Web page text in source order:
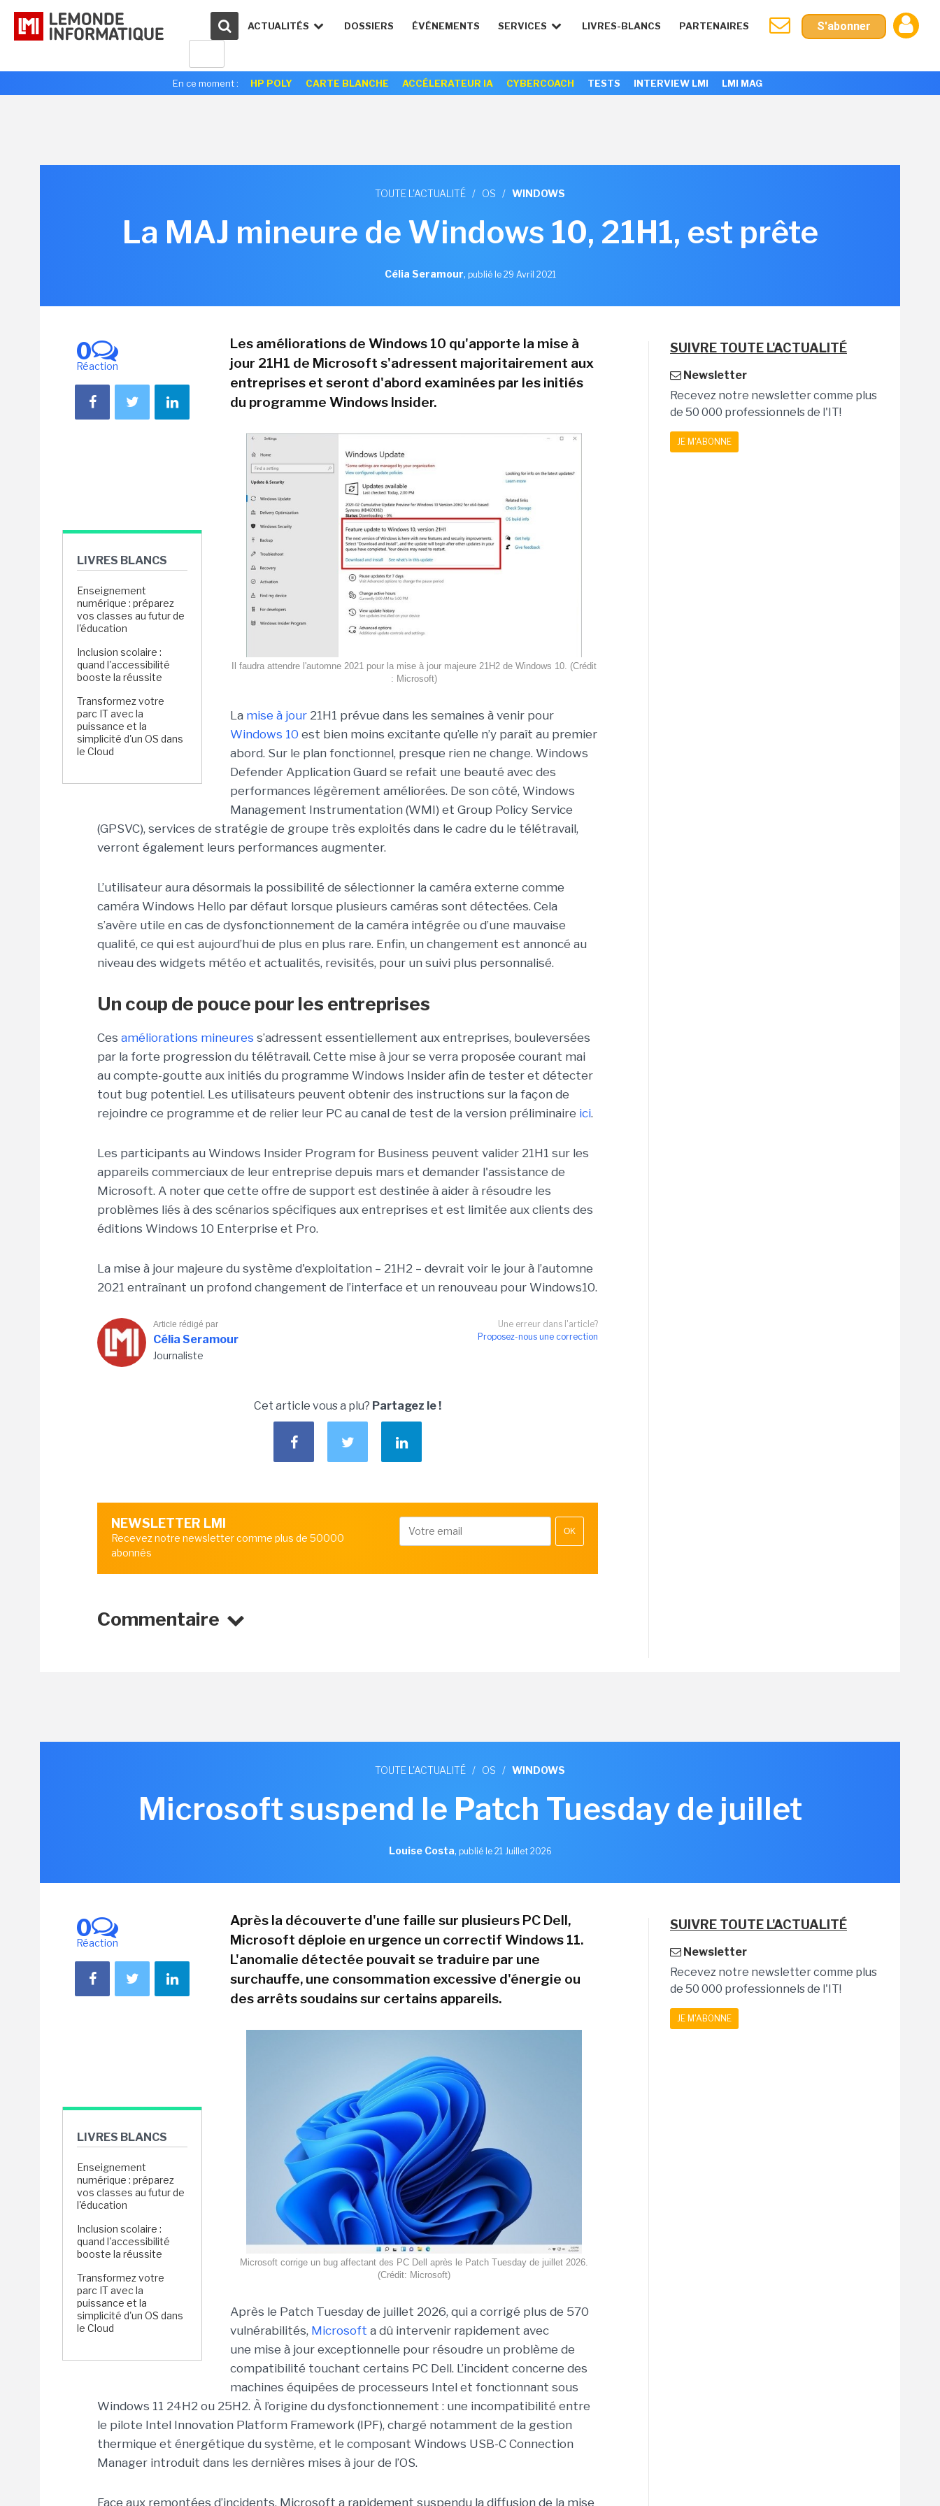
ACTUALITÉS DOSSIERS ÉVÉNEMENTS SERVICES LIVRES-BLANCS PARTENAIRES S'abonner
En ce moment : HP POLY CARTE BLANCHE ACCÉLERATEUR IA CYBERCOACH TESTS INTERVIEW LMI LMI MAG
TOUTE L'ACTUALITÉ / OS / WINDOWS
La MAJ mineure de Windows 10, 21H1, est prête
Célia Seramour, publié le 29 Avril 2021
0
Réaction
LIVRES BLANCS
Enseignement
numérique : préparez
vos classes au futur de
l'éducation
Inclusion scolaire :
quand l'accessibilité
booste la réussite
Transformez votre
parc IT avec la
puissance et la
simplicité d'un OS dans
le Cloud
Les améliorations de Windows 10 qu'apporte la mise à
jour 21H1 de Microsoft s'adressent majoritairement aux
entreprises et seront d'abord examinées par les initiés
du programme Windows Insider.
Il faudra attendre l'automne 2021 pour la mise à jour majeure 21H2 de Windows 10. (Crédit
: Microsoft)
La mise à jour 21H1 prévue dans les semaines à venir pour
Windows 10 est bien moins excitante qu’elle n’y paraît au premier
abord. Sur le plan fonctionnel, presque rien ne change. Windows
Defender Application Guard se refait une beauté avec des
performances légèrement améliorées. De son côté, Windows
Management Instrumentation (WMI) et Group Policy Service
(GPSVC), services de stratégie de groupe très exploités dans le cadre du le télétravail,
verront également leurs performances augmenter.
L’utilisateur aura désormais la possibilité de sélectionner la caméra externe comme
caméra Windows Hello par défaut lorsque plusieurs caméras sont détectées. Cela
s’avère utile en cas de dysfonctionnement de la caméra intégrée ou d’une mauvaise
qualité, ce qui est aujourd’hui de plus en plus rare. Enfin, un changement est annoncé au
niveau des widgets météo et actualités, revisités, pour un suivi plus personnalisé.
Un coup de pouce pour les entreprises
Ces améliorations mineures s’adressent essentiellement aux entreprises, bouleversées
par la forte progression du télétravail. Cette mise à jour se verra proposée courant mai
au compte-goutte aux initiés du programme Windows Insider afin de tester et détecter
tout bug potentiel. Les utilisateurs peuvent obtenir des instructions sur la façon de
rejoindre ce programme et de relier leur PC au canal de test de la version préliminaire ici.
Les participants au Windows Insider Program for Business peuvent valider 21H1 sur les
appareils commerciaux de leur entreprise depuis mars et demander l'assistance de
Microsoft. A noter que cette offre de support est destinée à aider à résoudre les
problèmes liés à des scénarios spécifiques aux entreprises et est limitée aux clients des
éditions Windows 10 Enterprise et Pro.
La mise à jour majeure du système d'exploitation – 21H2 – devrait voir le jour à l’automne
2021 entraînant un profond changement de l’interface et un renouveau pour Windows10.
Une erreur dans l'article?
Proposez-nous une correction
Article rédigé par
Célia Seramour
Journaliste
Cet article vous a plu? Partagez le !
NEWSLETTER LMI
Recevez notre newsletter comme plus de 50000
abonnés
OK
Commentaire
SUIVRE TOUTE L'ACTUALITÉ
Newsletter
Recevez notre newsletter comme plus
de 50 000 professionnels de l'IT!
JE M'ABONNE
TOUTE L'ACTUALITÉ / OS / WINDOWS
Microsoft suspend le Patch Tuesday de juillet
Louise Costa, publié le 21 Juillet 2026
0
Réaction
LIVRES BLANCS
Enseignement
numérique : préparez
vos classes au futur de
l'éducation
Inclusion scolaire :
quand l'accessibilité
booste la réussite
Transformez votre
parc IT avec la
puissance et la
simplicité d'un OS dans
le Cloud
Après la découverte d'une faille sur plusieurs PC Dell,
Microsoft déploie en urgence un correctif Windows 11.
L'anomalie détectée pouvait se traduire par une
surchauffe, une consommation excessive d'énergie ou
des arrêts soudains sur certains appareils.
Microsoft corrige un bug affectant des PC Dell après le Patch Tuesday de juillet 2026.
(Crédit: Microsoft)
Après le Patch Tuesday de juillet 2026, qui a corrigé plus de 570
vulnérabilités, Microsoft a dû intervenir rapidement avec
une mise à jour exceptionnelle pour résoudre un problème de
compatibilité touchant certains PC Dell. L’incident concerne des
machines équipées de processeurs Intel et fonctionnant sous
Windows 11 24H2 ou 25H2. À l’origine du dysfonctionnement : une incompatibilité entre
le pilote Intel Innovation Platform Framework (IPF), chargé notamment de la gestion
thermique et énergétique du système, et le composant Windows USB-C Connection
Manager introduit dans les dernières mises à jour de l’OS.
Face aux remontées d’incidents, Microsoft a rapidement suspendu la diffusion de la mise
SUIVRE TOUTE L'ACTUALITÉ
Newsletter
Recevez notre newsletter comme plus
de 50 000 professionnels de l'IT!
JE M'ABONNE